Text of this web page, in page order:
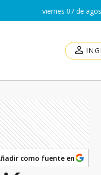
viernes 07 de
como fuente en